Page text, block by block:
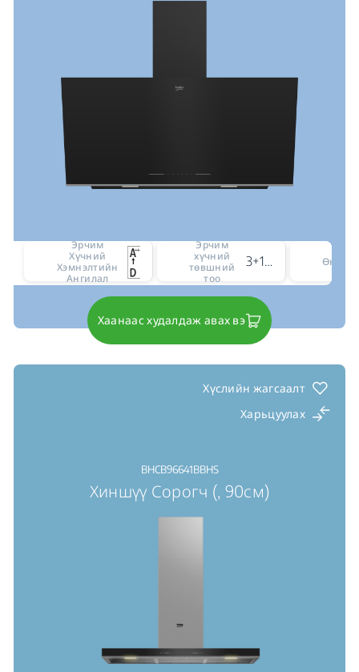
Эрчим
Хүчний
Хэмнэлтийн
Ангилал
Эрчим
хүчний
төвшний
тоо
3+1 intensive level Өнгө
Хаанаас худалдаж авах вэ
Хүслийн жагсаалт
Харьцуулах
BHCB96641BBHS
Хиншүү Сорогч (, 90см)